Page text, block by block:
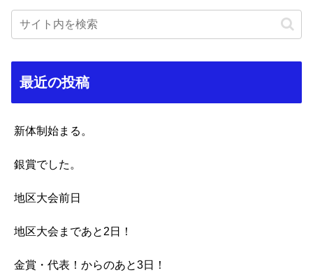
最近の投稿
新体制始まる。
銀賞でした。
地区大会前日
地区大会まであと2日！
金賞・代表！からのあと3日！